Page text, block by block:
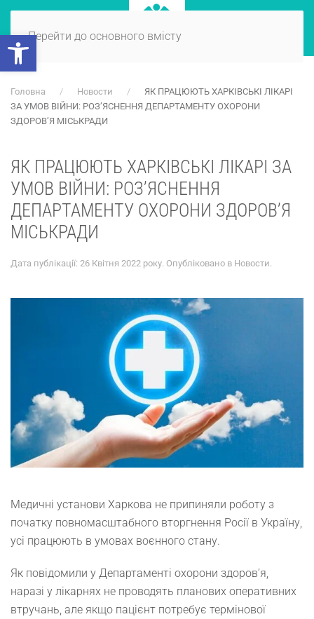
Відкрити Панель інструментів
Перейти до основного вмісту
Головна Новости
ЯК ПРАЦЮЮТЬ ХАРКІВСЬКІ ЛІКАРІ
ЗА УМОВ ВІЙНИ: РОЗ’ЯСНЕННЯ ДЕПАРТАМЕНТУ ОХОРОНИ
ЗДОРОВ’Я МІСЬКРАДИ
ЯК ПРАЦЮЮТЬ ХАРКІВСЬКІ ЛІКАРІ ЗА
УМОВ ВІЙНИ: РОЗ’ЯСНЕННЯ
ДЕПАРТАМЕНТУ ОХОРОНИ ЗДОРОВ’Я
МІСЬКРАДИ
Дата публікації: 26 Квітня 2022 року. Опубліковано в Новости.
Медичні установи Харкова не припиняли роботу з
початку повномасштабного вторгнення Росії в Україну,
усі працюють в умовах воєнного стану.
Як повідомили у Департаменті охорони здоров’я,
наразі у лікарнях не проводять планових оперативних
втручань, але якщо пацієнт потребує термінової